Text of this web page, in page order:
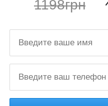
1198грн